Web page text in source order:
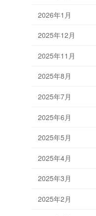
2026年1月
2025年12月
2025年11月
2025年8月
2025年7月
2025年6月
2025年5月
2025年4月
2025年3月
2025年2月